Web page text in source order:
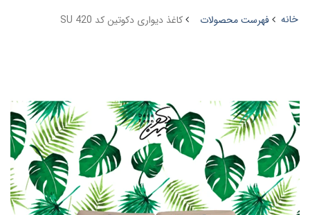
خانه فهرست محصولات کاغذ دیواری دکوتین کد SU 420